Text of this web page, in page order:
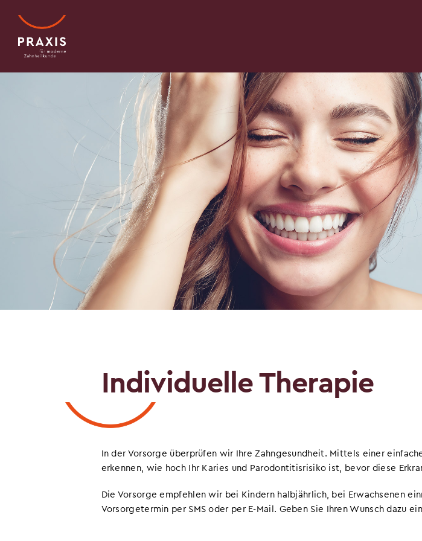
Individuelle Therapie
In der Vorsorge überprüfen wir Ihre Zahngesundheit. Mittels einer
erkennen, wie hoch Ihr Karies und Parodontitisrisiko ist, bevor diese
Die Vorsorge empfehlen wir bei Kindern halbjährlich, bei Erwachsenen
Vorsorgetermin per SMS oder per E-Mail. Geben Sie Ihren Wunsch dazu